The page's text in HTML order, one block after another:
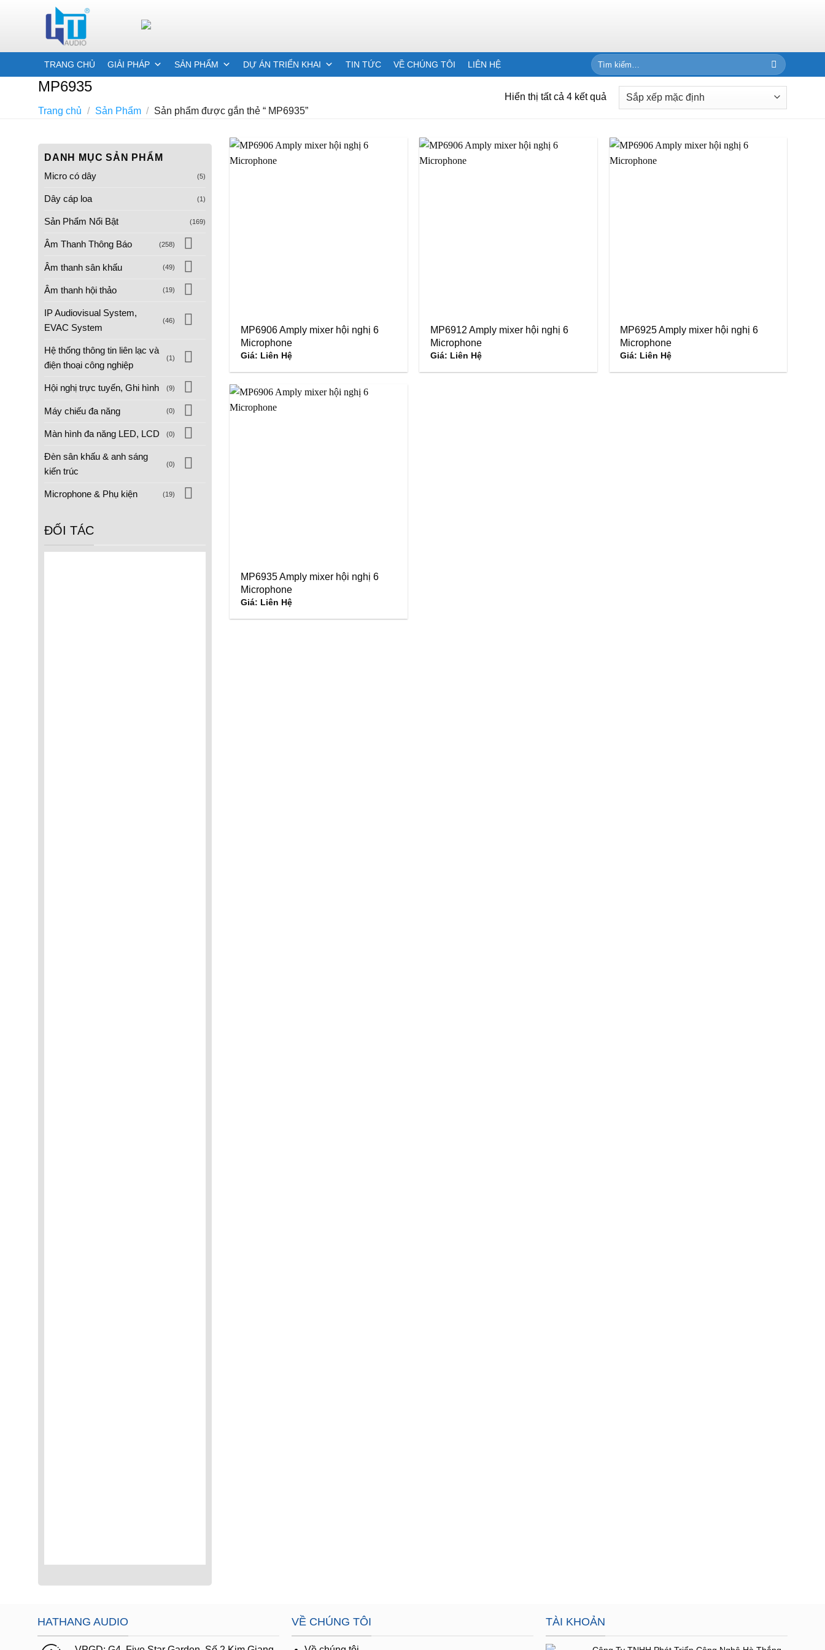
TRANG CHỦ GIẢI PHÁP SẢN PHẨM DỰ ÁN TRIỂN KHAI TIN TỨC VỀ CHÚNG TÔI LIÊN HỆ
Tìm
kiếm:
MP6935
Trang chủ / Sản Phẩm / Sản phẩm được gắn thẻ “ MP6935”
Hiển thị tất cả 4 kết quả
DANH MỤC SẢN PHẨM
Micro có dây
(5)
Dây cáp loa (1)
Sản Phẩm Nổi Bật (169)
Âm Thanh Thông Báo (258)
Âm thanh sân khấu (49)
Âm thanh hội thảo (19)
IP Audiovisual System,
EVAC System
(46)
Hệ thống thông tin liên lạc và
điện thoại công nghiệp
(1)
Hội nghị trực tuyến, Ghi hình (9)
Máy chiếu đa năng (0)
Màn hình đa năng LED, LCD (0)
Đèn sân khấu & anh sáng
kiến trúc
(0)
Microphone & Phụ kiện (19)
ĐỐI TÁC
MP6906 Amply mixer hội nghị 6
Microphone
Giá: Liên Hệ
MP6912 Amply mixer hội nghị 6
Microphone
Giá: Liên Hệ
MP6925 Amply mixer hội nghị 6
Microphone
Giá: Liên Hệ
MP6935 Amply mixer hội nghị 6
Microphone
Giá: Liên Hệ
HATHANG AUDIO VỀ CHÚNG TÔI TÀI KHOẢN